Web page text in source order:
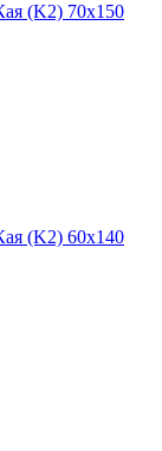
(K2) 70х150
(K2) 60х140